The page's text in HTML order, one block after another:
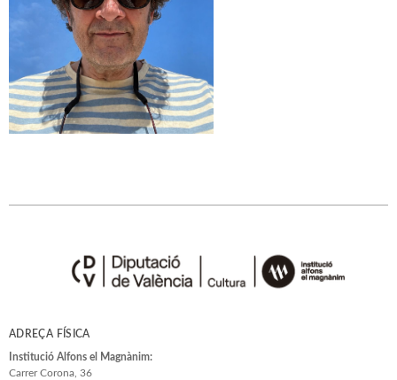
ADREÇA FÍSICA
Institució Alfons el Magnànim:
Carrer Corona, 36